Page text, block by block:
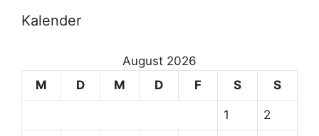
Kalender
August 2026
M
D M D F S S
1 2